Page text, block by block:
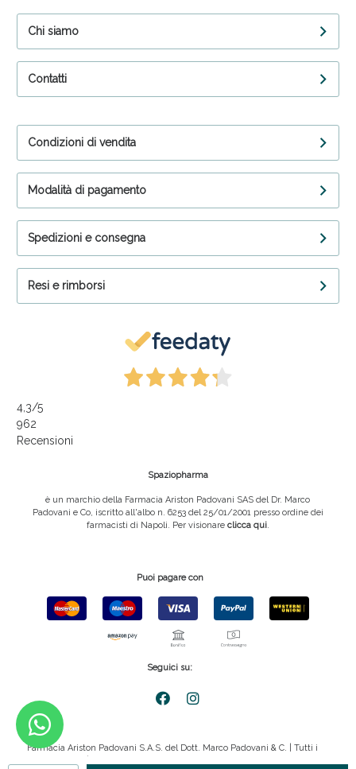
Chi siamo
Contatti
Condizioni di vendita
Modalità di pagamento
Spedizioni e consegna
Resi e rimborsi
4,3/5
962
Recensioni
Spaziopharma
è un marchio della Farmacia Ariston Padovani SAS del Dr. Marco
Padovani e Co, iscritto all'albo n. 6253 del 25/01/2001 presso ordine dei
farmacisti di Napoli. Per visionare clicca qui.
Puoi pagare con
Seguici su:
Farmacia Ariston Padovani S.A.S. del Dott. Marco Padovani & C. | Tutti i